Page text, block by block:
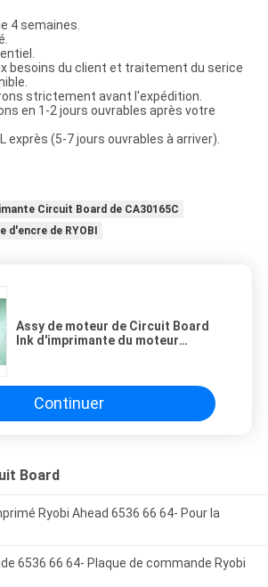
4 semaines.
besoins du client et traitement du serice
strictement avant l'expédition.
en 1-2 jours ouvrables après votre
exprès (5-7 jours ouvrables à arriver).
Circuit Board de CA30165C
d'encre de RYOBI
Assy de moteur de Circuit Board
Ink d'imprimante du moteur
Continuer
Board
Ryobi Ahead 6536 66 64- Pour la
6536 66 64- Plaque de commande Ryobi